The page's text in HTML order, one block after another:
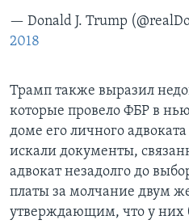
— Donald J. Trump
2018
Трамп также выразил
которые провело ФБР в
доме его личного
искали документы,
адвокат незадолго до
платы за молчание двум
утверждающим, что у них